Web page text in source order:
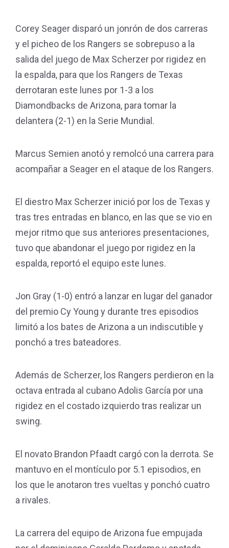
Corey Seager disparó un jonrón de dos carreras
y el picheo de los Rangers se sobrepuso a la
salida del juego de Max Scherzer por rigidez en
la espalda, para que los Rangers de Texas
derrotaran este lunes por 1-3 a los
Diamondbacks de Arizona, para tomar la
delantera (2-1) en la Serie Mundial.
Marcus Semien anotó y remolcó una carrera para
acompañar a Seager en el ataque de los Rangers.
El diestro Max Scherzer inició por los de Texas y
tras tres entradas en blanco, en las que se vio en
mejor ritmo que sus anteriores presentaciones,
tuvo que abandonar el juego por rigidez en la
espalda, reportó el equipo este lunes.
Jon Gray (1-0) entró a lanzar en lugar del ganador
del premio Cy Young y durante tres episodios
limitó a los bates de Arizona a un indiscutible y
ponchó a tres bateadores.
Además de Scherzer, los Rangers perdieron en la
octava entrada al cubano Adolis García por una
rigidez en el costado izquierdo tras realizar un
swing.
El novato Brandon Pfaadt cargó con la derrota. Se
mantuvo en el montículo por 5.1 episodios, en
los que le anotaron tres vueltas y ponchó cuatro
a rivales.
La carrera del equipo de Arizona fue empujada